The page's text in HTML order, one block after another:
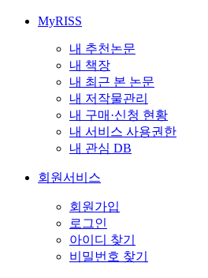
MyRISS
내 추천논문
내 책장
내 최근 본 논문
내 저작물관리
내 구매·신청 현황
내 서비스 사용권한
내 관심 DB
회원서비스
회원가입
로그인
아이디 찾기
비밀번호 찾기